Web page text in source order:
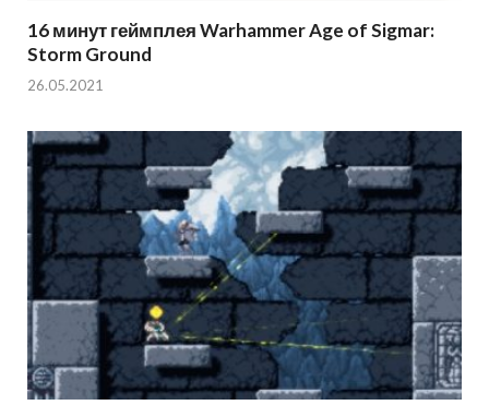
16 минут геймплея Warhammer Age of Sigmar:
Storm Ground
26.05.2021